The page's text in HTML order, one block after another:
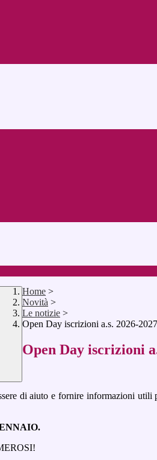
Home >
Novità >
Le notizie >
Open Day iscrizioni a.s. 2026-2027
Open Day iscrizioni
di aiuto e fornire informazioni utili